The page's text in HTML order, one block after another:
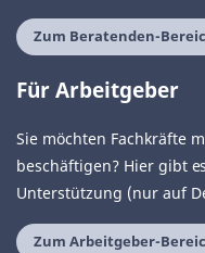
Zum Beratenden-
Für Arbeitgeber
Sie möchten Fachkräfte
beschäftigen? Hier gibt
Unterstützung (nur auf
Zum Arbeitgeber-